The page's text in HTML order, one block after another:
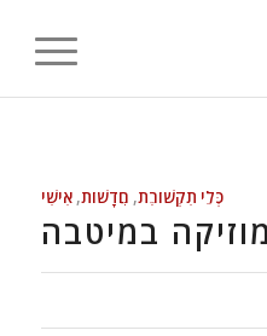
כְּלֵי תִקְשׁוֹרֶת, חֲדָשׁוֹת,אִישִׁי
במיטבה